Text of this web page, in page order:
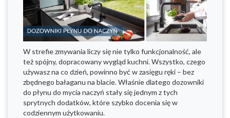
W strefie zmywania liczy się nie tylko funkcjonalność, ale
też spójny, dopracowany wygląd kuchni. Wszystko, czego
używasz na co dzień, powinno być w zasięgu ręki – bez
zbędnego bałaganu na blacie. Właśnie dlatego dozowniki
do płynu do mycia naczyń stały się jednym z tych
sprytnych dodatków, które szybko docenia się w
codziennym użytkowaniu.​